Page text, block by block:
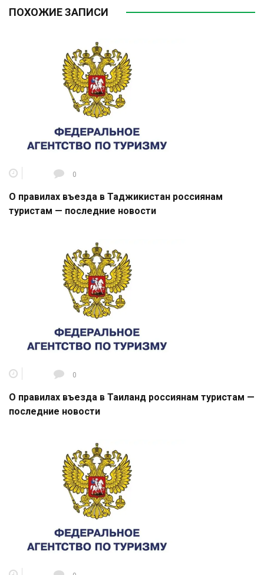
ПОХОЖИЕ ЗАПИСИ
0
О правилах въезда в Таджикистан россиянам
туристам — последние новости
0
О правилах въезда в Таиланд россиянам туристам —
последние новости